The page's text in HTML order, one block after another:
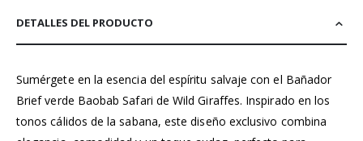
DETALLES DEL PRODUCTO
Sumérgete en la esencia del espíritu salvaje con el Bañador
Brief verde Baobab Safari de Wild Giraffes. Inspirado en los
tonos cálidos de la sabana, este diseño exclusivo combina